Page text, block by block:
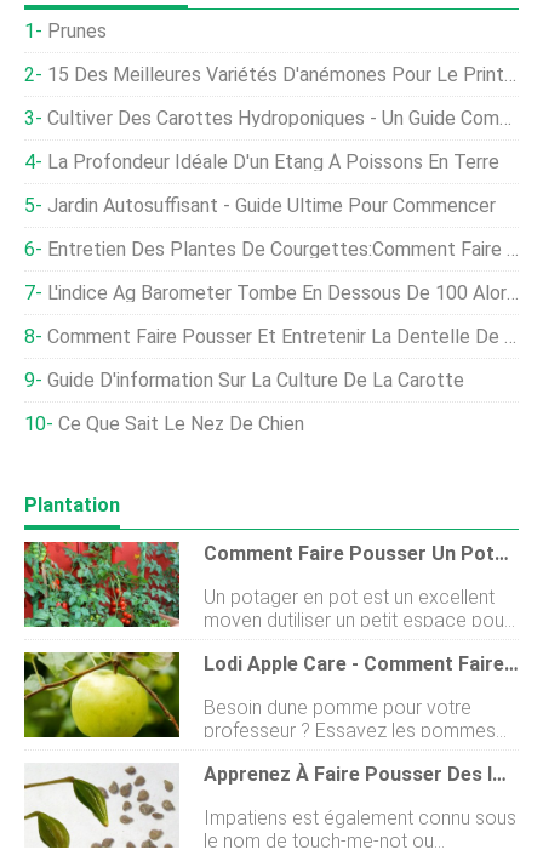
Prunes
15 Des Meilleures Variétés D'anémones Pour Le Printemps, L'été, Et Automne
Cultiver Des Carottes Hydroponiques - Un Guide Complet
La Profondeur Idéale D'un Étang À Poissons En Terre
Jardin Autosuffisant - Guide Ultime Pour Commencer
Entretien Des Plantes De Courgettes:Comment Faire Pousser Des Courgettes
L'indice Ag Barometer Tombe En Dessous De 100 Alors Que Le Coronavirus Perturbe L'agriculture
Comment Faire Pousser Et Entretenir La Dentelle De La Reine Anne
Guide D'information Sur La Culture De La Carotte
Ce Que Sait Le Nez De Chien
Plantation
Comment Faire Pousser Un Potager En Conteneur
Un potager en pot est un excellent
moyen dutiliser un petit espace pour
faire pousser de la nourriture. Une
fois planté, tout ce que vous avez à
Ayez des aliments frais à portée de
main cet été en plantant des
légumes dans des contenants. Je nai
pas toujours eu une cour avec un
potager. Il y a eu de nombreuses
années où jai vécu dans des
Lodi Apple Care - Comment Faire Pousser Des Pommiers Lodi
Besoin dune pomme pour votre
professeur ? Essayez les pommes
Lodi. Ces premiers fruits sont
résistants au froid et à loïdium. Selon
la saveur est similaire à Yellow
Apprenez À Faire Pousser Des Impatiens À Partir De Graines
Impatiens est également connu sous
le nom de touch-me-not ou